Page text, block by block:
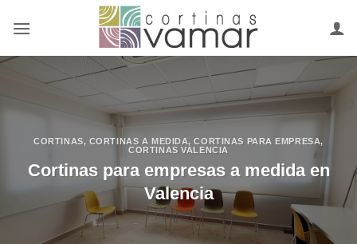
CORTINAS, CORTINAS A MEDIDA,CORTINAS PARA EMPRESA,
CORTINAS VALENCIA
Cortinas para empresas a medida en
Valencia